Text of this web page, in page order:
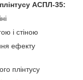
АСПЛ-35:
і стіною
ефекту
плінтусу